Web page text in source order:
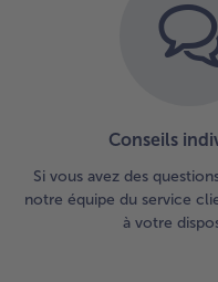
Conseils
Si vous avez des
notre équipe du service
à votre